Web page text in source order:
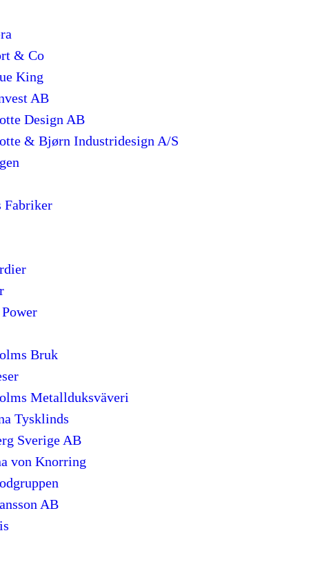
& Co
King
AB
Design AB
& Bjørn Industridesign A/S
Fabriker
Bruk
Metallduksväveri
Tysklinds
Sverige AB
von Knorring
AB